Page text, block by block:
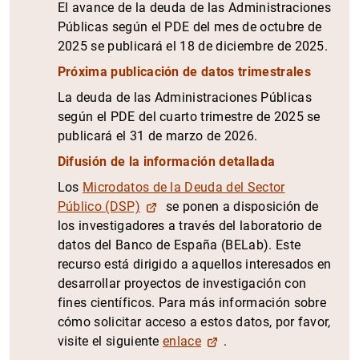
El avance de la deuda de las Administraciones
Públicas según el PDE del mes de octubre de
2025 se publicará el 18 de diciembre de 2025.
Próxima publicación de datos trimestrales
La deuda de las Administraciones Públicas
según el PDE del cuarto trimestre de 2025 se
publicará el 31 de marzo de 2026.
Difusión de la información detallada
Los Microdatos de la Deuda del Sector
Público (DSP)
se ponen a disposición de
los investigadores a través del laboratorio de
datos del Banco de España (BELab). Este
recurso está dirigido a aquellos interesados en
desarrollar proyectos de investigación con
fines científicos. Para más información sobre
cómo solicitar acceso a estos datos, por favor,
visite el siguienteenlace .